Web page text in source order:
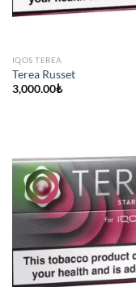
IQOS TEREA
Terea Russet
3,000.00₺